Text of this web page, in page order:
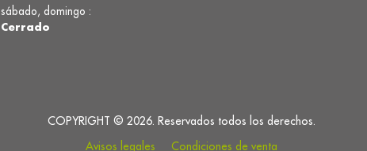
sábado, domingo :
Cerrado
COPYRIGHT © 2026. Reservados todos los derechos.
Avisos legales
Condiciones de venta